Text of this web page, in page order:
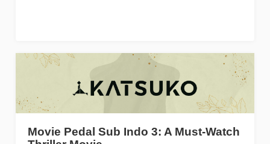
Movie Pedal Sub Indo 3: A Must-Watch